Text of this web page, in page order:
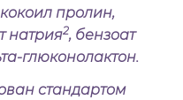
пролин,
натрия2, бензоат
глюконолактон.
стандартом